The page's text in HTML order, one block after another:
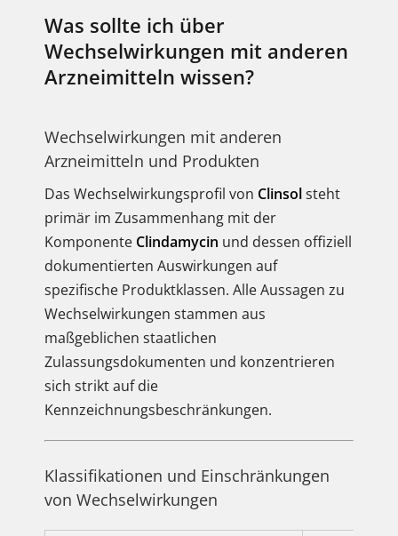
Was sollte ich über
Wechselwirkungen mit anderen
Arzneimitteln wissen?
Wechselwirkungen mit anderen
Arzneimitteln und Produkten
Das Wechselwirkungsprofil von Clinsolsteht
primär im Zusammenhang mit der
Komponente Clindamycin und dessen offiziell
dokumentierten Auswirkungen auf
spezifische Produktklassen. Alle Aussagen zu
Wechselwirkungen stammen aus
maßgeblichen staatlichen
Zulassungsdokumenten und konzentrieren
sich strikt auf die
Kennzeichnungsbeschränkungen.
Klassifikationen und Einschränkungen
von Wechselwirkungen